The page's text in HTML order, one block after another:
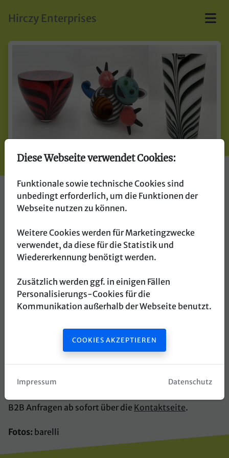
Hirczy Enterprises
Diese Webseite verwendet Cookies:
Funktionale sowie technische Cookies sind
unbedingt erforderlich, um die Funktionen der
Webseite nutzen zu können.
Weitere Cookies werden für Marketingzwecke
verwendet, da diese für die Statistik und
Wiedererkennung benötigt werden.
Zusätzlich werden ggf. in einigen Fällen
Personalisierungs-Cookies für die
Kommunikation außerhalb der Webseite benutzt.
COOKIES AKZEPTIEREN
Impressum Datenschutz
Glasparadies.at
Exklusive Glaskunst
Barelli- Handwerkskunst aus echtem
mundgeblasenem Glas:
und auch Leuchten. Die Marke Barelli steht für den
einzigartigen Charakter mundgeblasenen Glases,
dekorative und ausgefallene Kunstobjekte
Schauraum 8380 Rax, Raxer Hauptstraße 31.
B2B Anfragen ab sofort über die Kontaktseite.
Fotos: barelli